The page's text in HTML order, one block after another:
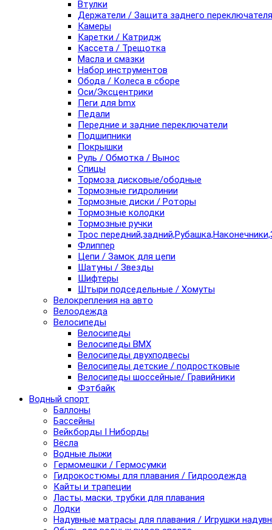
Втулки
Держатели / Защита заднего переключателя
Камеры
Каретки / Катридж
Кассета / Трещотка
Масла и смазки
Набор инструментов
Обода / Колеса в сборе
Оси/Эксцентрики
Пеги для bmx
Педали
Передние и задние переключатели
Подшипники
Покрышки
Руль / Обмотка / Вынос
Спицы
Тормоза дисковые/ободные
Тормозные гидролинии
Тормозные диски / Роторы
Тормозные колодки
Тормозные ручки
Трос
Флиппер
Цепи / Замок для цепи
Шатуны / Звезды
Шифтеры
Штыри подседельные / Хомуты
Велокрепления на авто
Велоодежда
Велосипеды
Велосипеды
Велосипеды BMX
Велосипеды двухподвесы
Велосипеды детские / подростковые
Велосипеды шоссейные/ Гравийники
Фэтбайк
Водный спорт
Баллоны
Бассейны
Вейкборды I Ниборды
Вёсла
Водные лыжи
Гермомешки / Гермосумки
Гидрокостюмы для плавания / Гидроодежда
Кайты и трапеции
Ласты, маски, трубки для плавания
Лодки
Надувные матрасы для плавания / Игрушки